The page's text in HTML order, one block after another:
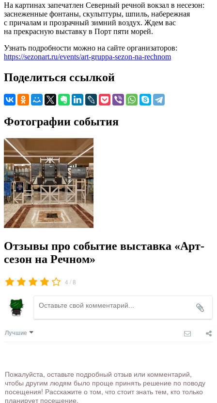
На картинах запечатлен Северный речной вокзал в несезон:
заснеженные фонтаны, скульптуры, шпиль, набережная
с причалам и прозрачный зимний воздух. Ждем вас
на прекрасную выставку в Порт пяти морей.
Узнать подробности можно на сайте организаторов:
https://sezonart.ru/events/art-gruppa-sezon-na-rechnom
Поделиться ссылкой
Фотографии события
Отзывы про событие выставка «Арт-
сезон на Речном»
4 /8
Лучшие
Пожалуйста, оставьте подробный отзыв или комментарий,
чтобы другим людям было проще принять решение по поводу
посещения! Расскажите о том, что стоит знать тем, кто только
планирует посещение.